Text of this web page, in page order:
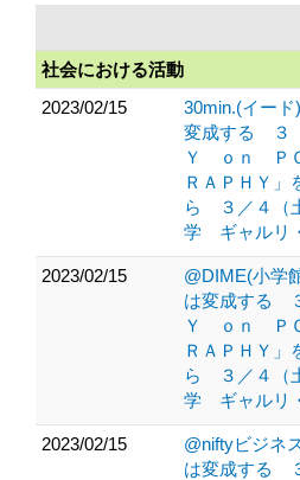
社会における活動
2023/02/15
30min.(イー
変成する ３
Ｙ ｏｎ ＰＯ
ＲＡＰＨＹ」
ら ３／４（
学 ギャルリ
2023/02/15
@DIME(小学
は変成する
Ｙ ｏｎ ＰＯ
ＲＡＰＨＹ」
ら ３／４（
学 ギャルリ
2023/02/15
@niftyビジネ
は変成する